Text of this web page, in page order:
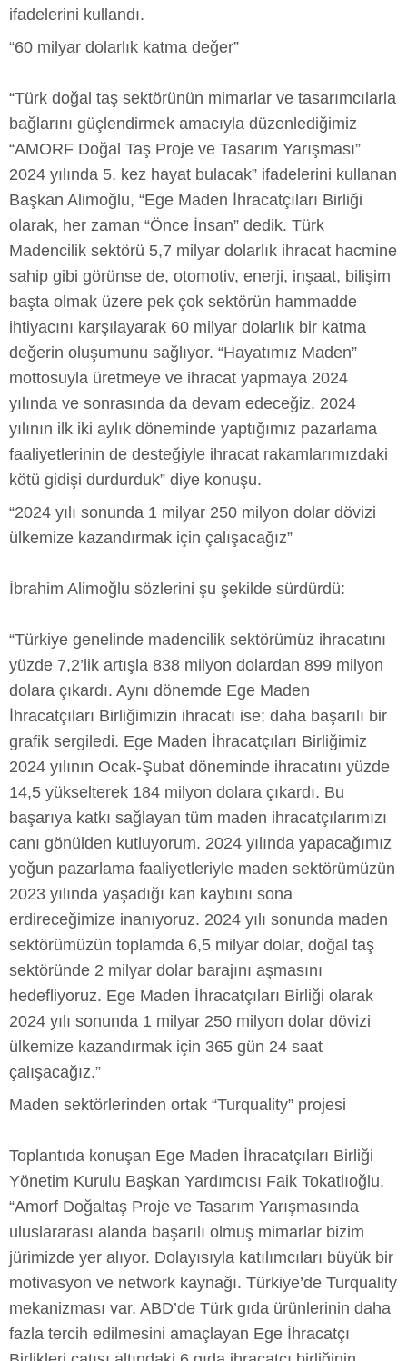
ifadelerini kullandı.
“60 milyar dolarlık katma değer”
“Türk doğal taş sektörünün mimarlar ve tasarımcılarla
bağlarını güçlendirmek amacıyla düzenlediğimiz
“AMORF Doğal Taş Proje ve Tasarım Yarışması”
2024 yılında 5. kez hayat bulacak” ifadelerini kullanan
Başkan Alimoğlu, “Ege Maden İhracatçıları Birliği
olarak, her zaman “Önce İnsan” dedik. Türk
Madencilik sektörü 5,7 milyar dolarlık ihracat hacmine
sahip gibi görünse de, otomotiv, enerji, inşaat, bilişim
başta olmak üzere pek çok sektörün hammadde
ihtiyacını karşılayarak 60 milyar dolarlık bir katma
değerin oluşumunu sağlıyor. “Hayatımız Maden”
mottosuyla üretmeye ve ihracat yapmaya 2024
yılında ve sonrasında da devam edeceğiz. 2024
yılının ilk iki aylık döneminde yaptığımız pazarlama
faaliyetlerinin de desteğiyle ihracat rakamlarımızdaki
kötü gidişi durdurduk” diye konuşu.
“2024 yılı sonunda 1 milyar 250 milyon dolar dövizi
ülkemize kazandırmak için çalışacağız”
İbrahim Alimoğlu sözlerini şu şekilde sürdürdü:
“Türkiye genelinde madencilik sektörümüz ihracatını
yüzde 7,2’lik artışla 838 milyon dolardan 899 milyon
dolara çıkardı. Aynı dönemde Ege Maden
İhracatçıları Birliğimizin ihracatı ise; daha başarılı bir
grafik sergiledi. Ege Maden İhracatçıları Birliğimiz
2024 yılının Ocak-Şubat döneminde ihracatını yüzde
14,5 yükselterek 184 milyon dolara çıkardı. Bu
başarıya katkı sağlayan tüm maden ihracatçılarımızı
canı gönülden kutluyorum. 2024 yılında yapacağımız
yoğun pazarlama faaliyetleriyle maden sektörümüzün
2023 yılında yaşadığı kan kaybını sona
erdireceğimize inanıyoruz. 2024 yılı sonunda maden
sektörümüzün toplamda 6,5 milyar dolar, doğal taş
sektöründe 2 milyar dolar barajını aşmasını
hedefliyoruz. Ege Maden İhracatçıları Birliği olarak
2024 yılı sonunda 1 milyar 250 milyon dolar dövizi
ülkemize kazandırmak için 365 gün 24 saat
çalışacağız.”
Maden sektörlerinden ortak “Turquality” projesi
Toplantıda konuşan Ege Maden İhracatçıları Birliği
Yönetim Kurulu Başkan Yardımcısı Faik Tokatlıoğlu,
“Amorf Doğaltaş Proje ve Tasarım Yarışmasında
uluslararası alanda başarılı olmuş mimarlar bizim
jürimizde yer alıyor. Dolayısıyla katılımcıları büyük bir
motivasyon ve network kaynağı. Türkiye’de Turquality
mekanizması var. ABD’de Türk gıda ürünlerinin daha
fazla tercih edilmesini amaçlayan Ege İhracatçı